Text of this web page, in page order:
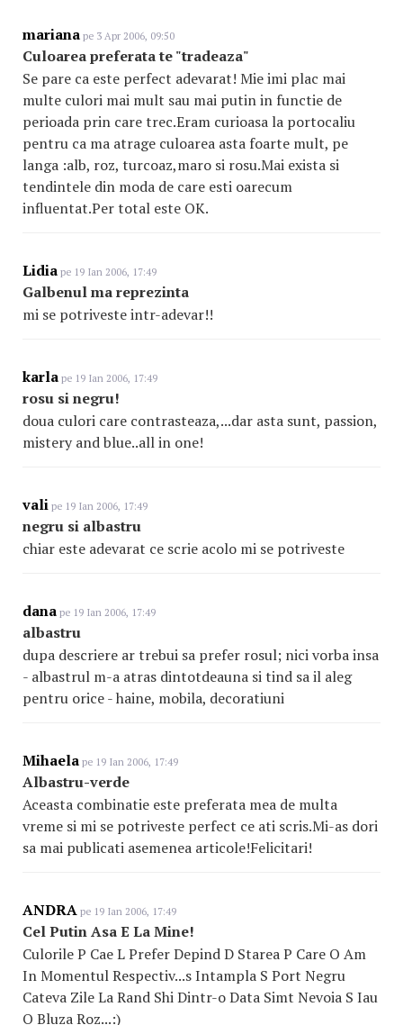
mariana pe 3 Apr 2006, 09:50
Culoarea preferata te "tradeaza"
Se pare ca este perfect adevarat! Mie imi plac mai
multe culori mai mult sau mai putin in functie de
perioada prin care trec.Eram curioasa la portocaliu
pentru ca ma atrage culoarea asta foarte mult, pe
langa :alb, roz, turcoaz,maro si rosu.Mai exista si
tendintele din moda de care esti oarecum
influentat.Per total este OK.
Lidia pe 19 Ian 2006, 17:49
Galbenul ma reprezinta
mi se potriveste intr-adevar!!
karla pe 19 Ian 2006, 17:49
rosu si negru!
doua culori care contrasteaza,...dar asta sunt, passion,
mistery and blue..all in one!
vali pe 19 Ian 2006, 17:49
negru si albastru
chiar este adevarat ce scrie acolo mi se potriveste
dana pe 19 Ian 2006, 17:49
albastru
dupa descriere ar trebui sa prefer rosul; nici vorba insa
- albastrul m-a atras dintotdeauna si tind sa il aleg
pentru orice - haine, mobila, decoratiuni
Mihaela pe 19 Ian 2006, 17:49
Albastru-verde
Aceasta combinatie este preferata mea de multa
vreme si mi se potriveste perfect ce ati scris.Mi-as dori
sa mai publicati asemenea articole!Felicitari!
ANDRA pe 19 Ian 2006, 17:49
Cel Putin Asa E La Mine!
Culorile P Cae L Prefer Depind D Starea P Care O Am
In Momentul Respectiv...s Intampla S Port Negru
Cateva Zile La Rand Shi Dintr-o Data Simt Nevoia S Iau
O Bluza Roz...:)